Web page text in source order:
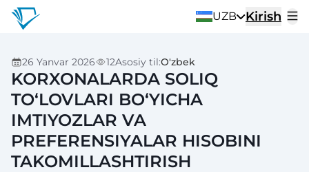
UZB Kirish
26 Yanvar 2026 12Asosiy til:O'zbek
KORXONALARDA SOLIQ
TO‘LOVLARI BO‘YICHA
IMTIYOZLAR VA
PREFERENSIYALAR HISOBINI
TAKOMILLASHTIRISH